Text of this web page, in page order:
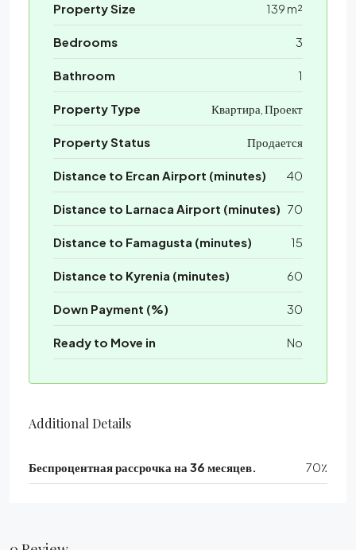
Property Size 139 m²
Bedrooms 3
Bathroom 1
Property Type Квартира, Проект
Property Status Продается
Distance to Ercan Airport (minutes) 40
Distance to Larnaca Airport (minutes) 70
Distance to Famagusta (minutes) 15
Distance to Kyrenia (minutes) 60
Down Payment (%) 30
Ready to Move in No
Additional Details
Беспроцентная рассрочка на 36 месяцев. 70٪